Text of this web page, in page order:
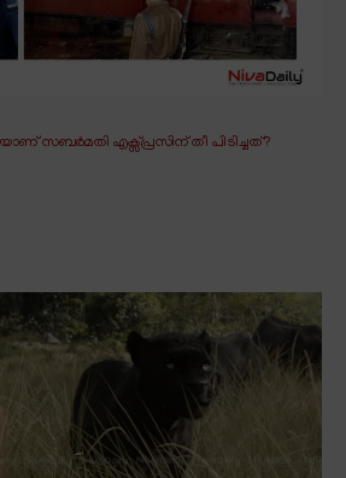
സബർമതി എക്സ്പ്രസിന് തീ പിടിച്ചത്?